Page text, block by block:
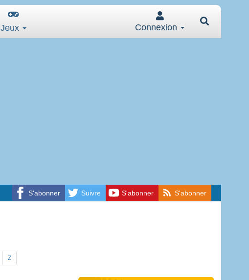
Jeux Connexion
S'abonner Suivre S'abonner S'abonner
Z